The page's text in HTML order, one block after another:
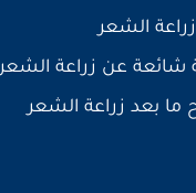
زراعة الشعر
شائعة عن زراعة الشعر
ما بعد زراعة الشعر